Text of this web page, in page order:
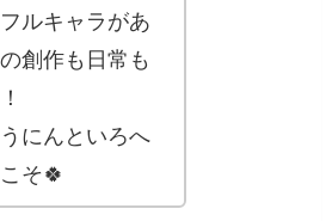
ルキャラがあ
創作も日常も
にんといろへ
そ🍀